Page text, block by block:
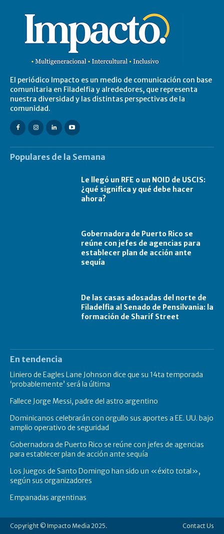
El periódico Impacto es un medio de comunicación con base
comunitaria en Filadelfia y alrededores, que representa
nuestra diversidad y las distintas perspectivas de la
comunidad.
Populares de la Semana
Le llegó un RFE o un NOID de USCIS:
¿qué significa y qué debe hacer
ahora?
Gobernadora de Puerto Rico se
reúne con jefes de agencias para
establecer plan de acción ante
sequía
De las casas adosadas del norte de
Filadelfia al Senado de Pensilvania: la
formación de Sharif Street
En tendencia
Liniero de Eagles Lane Johnson dice que su 14ta temporada
‘probablemente’ será la última
Fallece Jorge Messi, padre del astro argentino
Dominicanos celebrarán con orgullo sus aportes a EE. UU. bajo
amplio operativo de seguridad
Gobernadora de Puerto Rico se reúne con jefes de agencias
para establecer plan de acción ante sequía
Los Juegos de Santo Domingo han sido un «éxito total»,
según sus organizadores
Empanadas argentinas
Copyright © Impacto Media 2025. Contact Us